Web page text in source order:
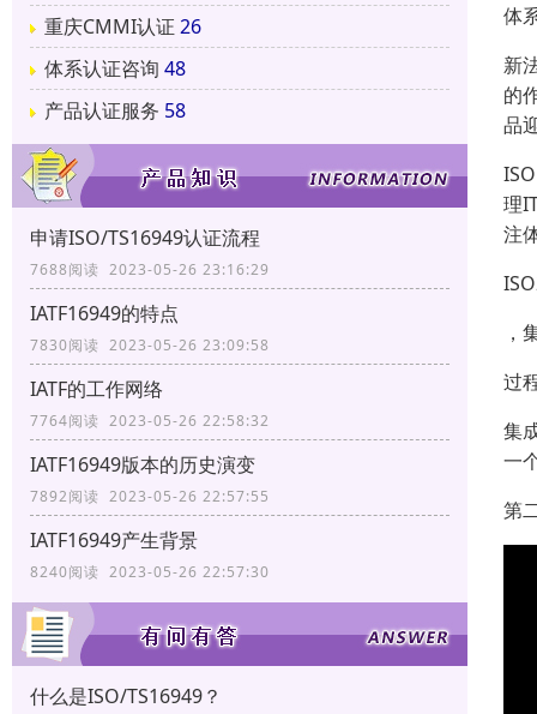
重庆CMMI认证 26
体系认证咨询 48
产品认证服务 58
申请ISO/TS16949认证流程
7688阅读 2023-05-26 23:16:29
IATF16949的特点
7830阅读 2023-05-26 23:09:58
IATF的工作网络
7764阅读 2023-05-26 22:58:32
IATF16949版本的历史演变
7892阅读 2023-05-26 22:57:55
IATF16949产生背景
8240阅读 2023-05-26 22:57:30
什么是ISO/TS16949？
体
新
的
品
理
注
，
过
集
一
第